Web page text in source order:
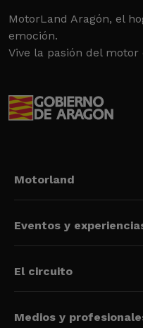
MotorLand Aragón, el
emoción.
Vive la pasión del
Motorland
Eventos y
El circuito
Medios y